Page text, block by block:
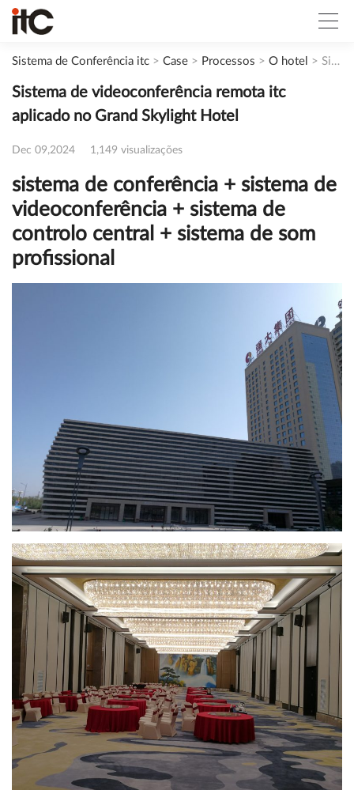
Sistema de Conferência itc > Case > Processos > O hotel > Sistema de videoconferência remota itc aplicado no Grand Skylight Hotel
Sistema de videoconferência remota itc
aplicado no Grand Skylight Hotel
Dec 09,2024 1,149 visualizações
sistema de conferência + sistema de
videoconferência + sistema de
controlo central + sistema de som
profissional